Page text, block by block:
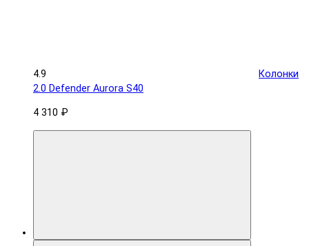
4.9
Колонки
2.0 Defender Aurora S40
4 310 ₽